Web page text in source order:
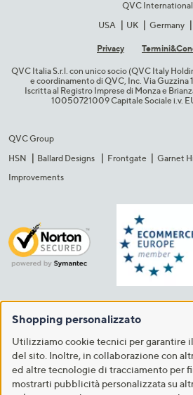
QVC International
USA
UK Germany
Privacy
QVC Italia S.r.l. con unico socio (QVC Italy
e coordinamento di QVC, Inc. Via Guzzina
Iscritta al Registro Imprese di Monza e
10050721009 Capitale Sociale i.v.
QVC Group
HSN
Ballard Designs Frontgate Garnet
Improvements
Shopping personalizzato
Utilizziamo cookie tecnici per garantire
del sito. Inoltre, in collaborazione con
ed altre tecnologie di tracciamento per
mostrarti pubblicità personalizzata su